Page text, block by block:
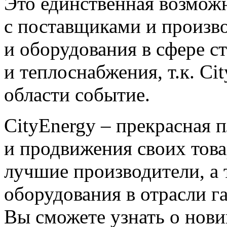
с поставщиками и
и оборудования в сфере
и теплоснабжения, т.к.
области событие.
CityEnergy – прекрасная
и продвижения своих
лучшие производители,
оборудования в отрасли
Вы сможете узнать о